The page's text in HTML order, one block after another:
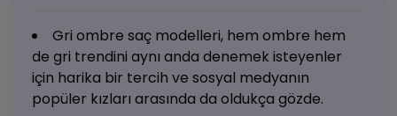
Gri ombre saç modelleri, hem ombre hem
de gri trendini aynı anda denemek isteyenler
için harika bir tercih ve sosyal medyanın
popüler kızları arasında da oldukça gözde.